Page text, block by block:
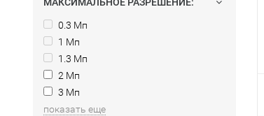
0.3 Мп
1 Мп
1.3 Мп
2 Мп
3 Мп
показать еще